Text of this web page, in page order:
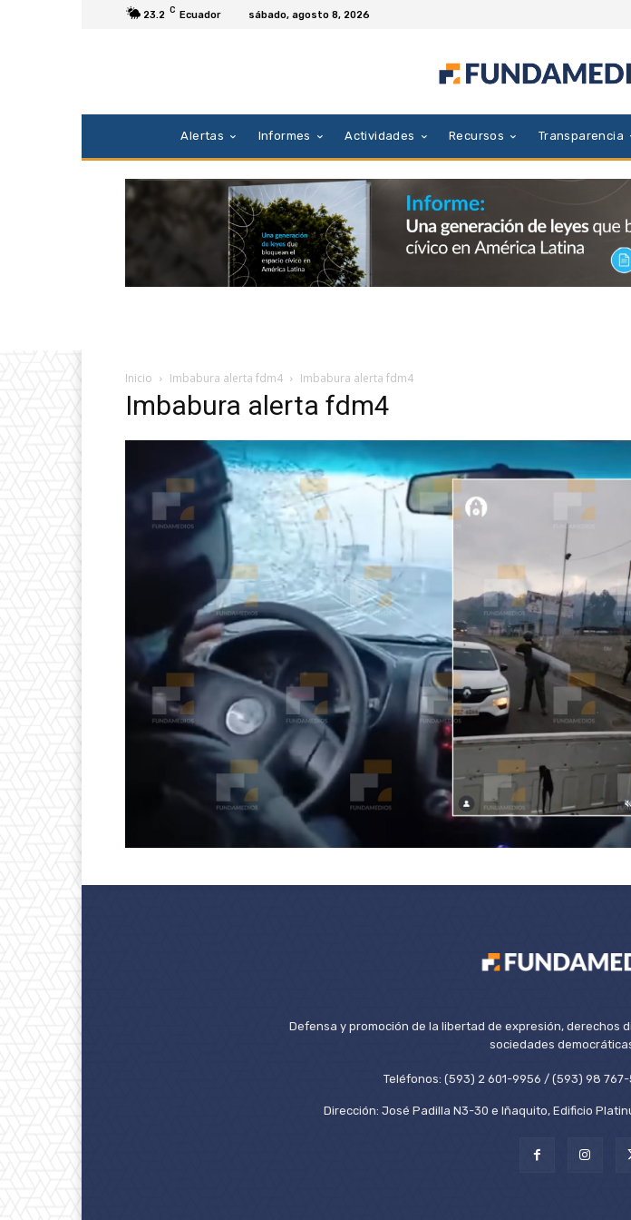
23.2 C Ecuador sábado, agosto 8, 2026
Alertas Informes Actividades Recursos Transparencia
Inicio Imbabura alerta fdm4 Imbabura alerta fdm4
Imbabura alerta fdm4
Defensa y promoción de la libertad de expresión,
sociedades
Teléfonos: (593) 2 601-9956 / (593) 98
Dirección: José Padilla N3-30 e Iñaquito, Edificio